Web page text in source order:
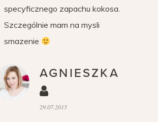
specyficznego zapachu kokosa.
Szczególnie mam na mysli
smazenie
AGNIESZKA
29.07.2015